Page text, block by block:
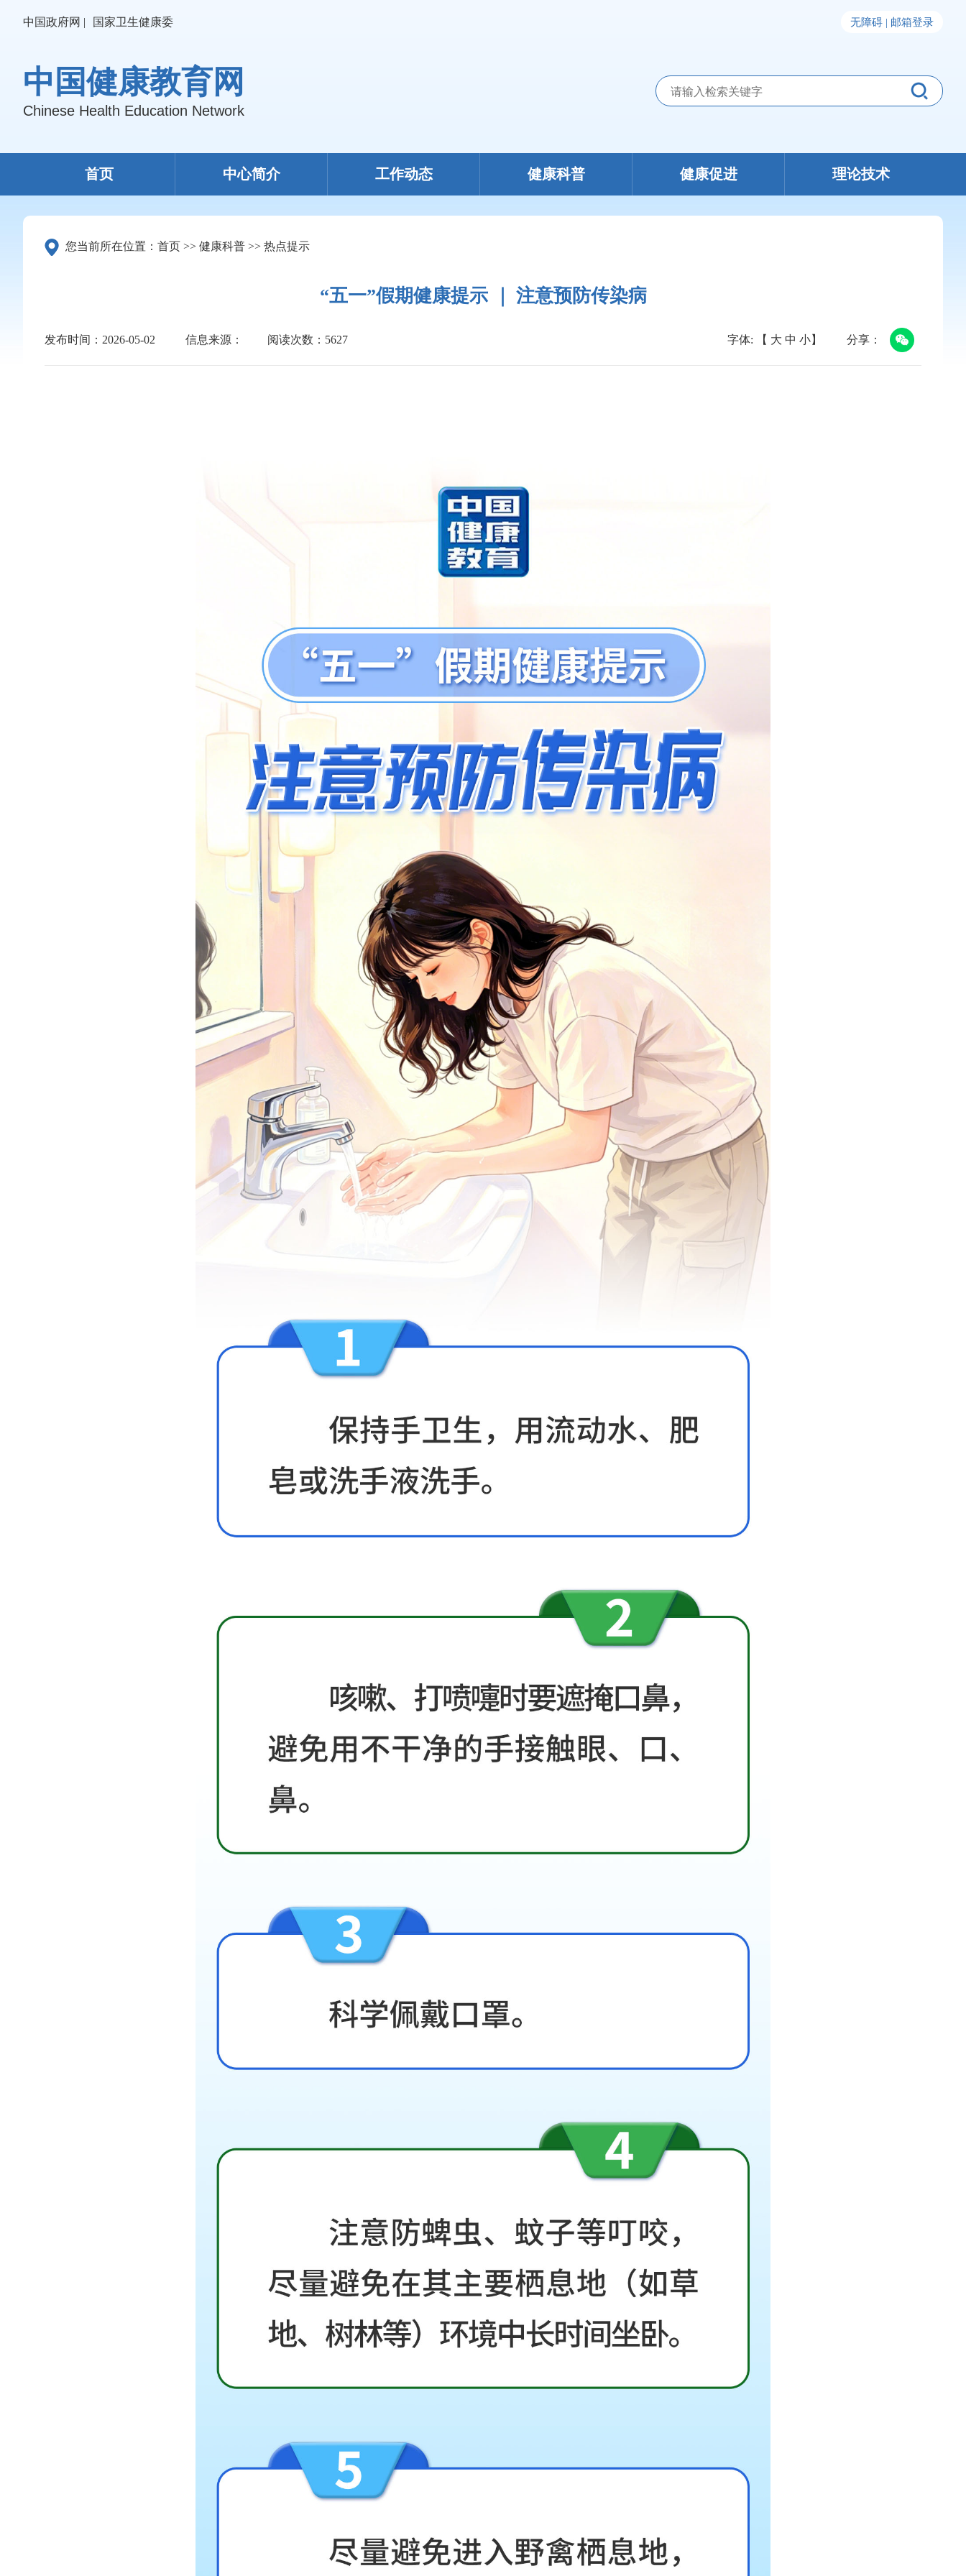
中国政府网 | 国家卫生健康委 无障碍 | 邮箱登录
中国健康教育网
Chinese Health Education Network
首页 中心简介 工作动态 健康科普 健康促进 理论技术
您当前所在位置： 首页 >> 健康科普 >> 热点提示
“五一”假期健康提示 ｜ 注意预防传染病
发布时间：2026-05-02 信息来源： 阅读次数： 5627 字体: 【 大 中 小】 分享：